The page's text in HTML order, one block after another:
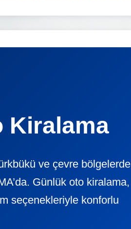
Kiralama
ve çevre bölgelerde
Günlük oto kiralama,
seçenekleriyle konforlu